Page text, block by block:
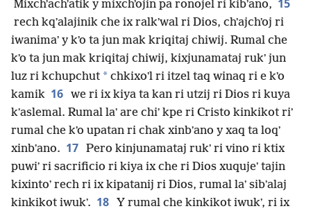
Mixchʼachʼatik y mixchʼojin pa ronojel ri kibʼano, 15
rech kqʼalajinik che ix ralkʼwal ri Dios, chʼajchʼoj ri
iwanimaʼ y kʼo ta jun mak kriqitaj chiwij. Rumal che
kʼo ta jun mak kriqitaj chiwij, kixjunamataj rukʼ jun
luz ri kchupchut * chkixoʼl ri itzel taq winaq ri e kʼo
kamik 16 we ri ix kiya ta kan ri utzij ri Dios ri kuya
kʼaslemal. Rumal laʼ are chiʼ kpe ri Cristo kinkikot riʼ
rumal che kʼo upatan ri chak xinbʼano y xaq ta loqʼ
xinbʼano. 17 Pero kinjunamataj rukʼ ri vino ri ktix
puwiʼ ri sacrificio ri kiya ix che ri Dios xuqujeʼ tajin
kixintoʼ rech ri ix kipatanij ri Dios, rumal laʼ sibʼalaj
kinkikot iwukʼ. 18
Y rumal che kinkikot iwukʼ, ri ix